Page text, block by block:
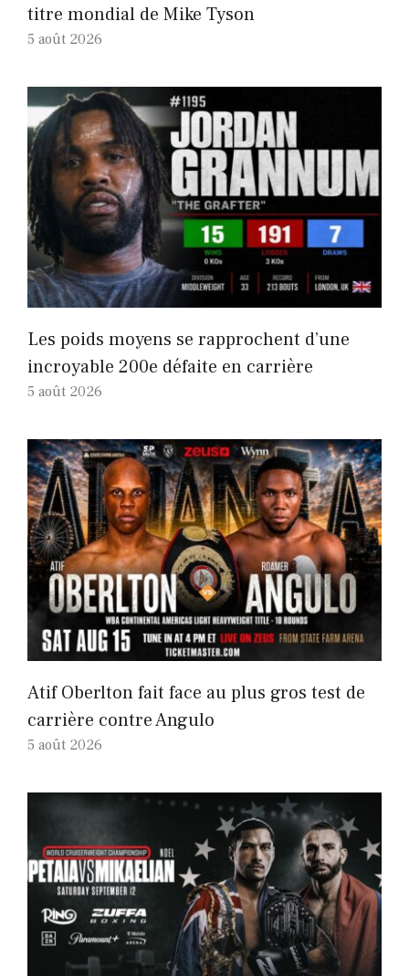
titre mondial de Mike Tyson
5 août 2026
Les poids moyens se rapprochent d’une
incroyable 200e défaite en carrière
5 août 2026
Atif Oberlton fait face au plus gros test de
carrière contre Angulo
5 août 2026